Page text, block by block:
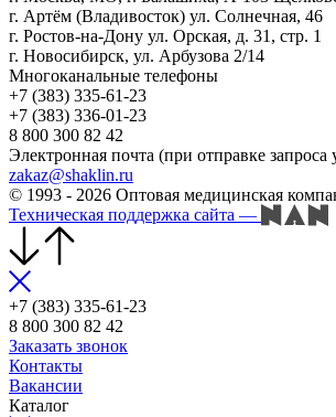
г. Артём (Владивосток) ул. Солнечная, 46
г. Ростов-на-Дону ул. Орская, д. 31, стр. 1
г. Новосибирск, ул. Арбузова 2/14
Многоканальные телефоны
+7 (383) 335-61-23
+7 (383) 336-01-23
8 800 300 82 42
Электронная почта (при отправке
zakaz@shaklin.ru
© 1993 - 2026 Оптовая медицинская
Техническая поддержка сайта —
+7 (383) 335-61-23
8 800 300 82 42
Заказать звонок
Контакты
Вакансии
Каталог